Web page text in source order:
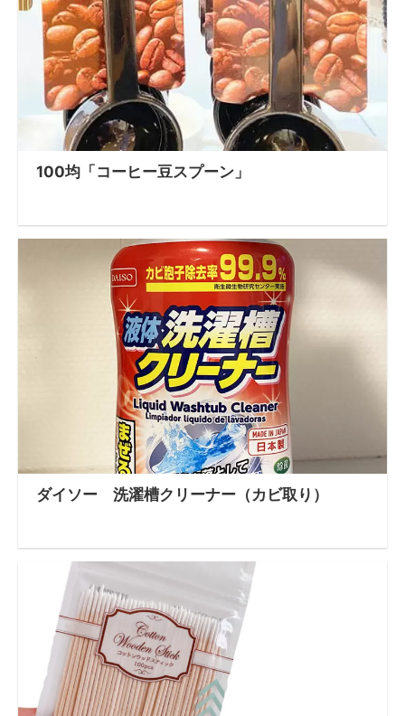
100均「コーヒー豆スプーン」
ダイソー 洗濯槽クリーナー（カビ取り）